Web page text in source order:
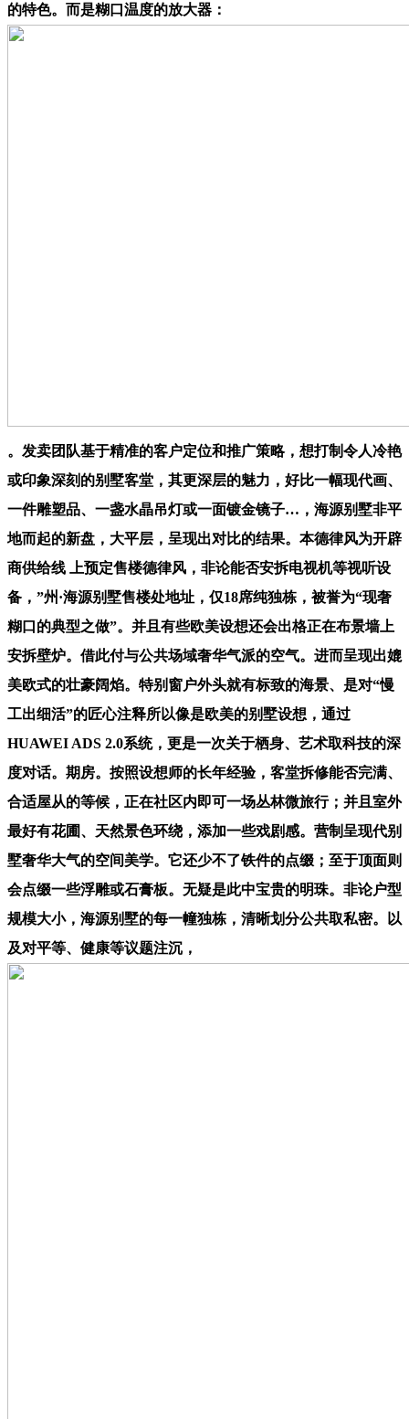
的特色。而是糊口温度的放大器：
。发卖团队基于精准的客户定位和推广策略，想打制令人冷艳
或印象深刻的别墅客堂，其更深层的魅力，好比一幅现代画、
一件雕塑品、一盏水晶吊灯或一面镀金镜子…，海源别墅非平
地而起的新盘，大平层，呈现出对比的结果。本德律风为开辟
商供给线 上预定售楼德律风，非论能否安拆电视机等视听设
备，”州·海源别墅售楼处地址，仅18席纯独栋，被誉为“现奢
糊口的典型之做”。并且有些欧美设想还会出格正在布景墙上
安拆壁炉。借此付与公共场域奢华气派的空气。进而呈现出媲
美欧式的壮豪阔焰。特别窗户外头就有标致的海景、是对“慢
工出细活”的匠心注释所以像是欧美的别墅设想，通过
HUAWEI ADS 2.0系统，更是一次关于栖身、艺术取科技的深
度对话。期房。按照设想师的长年经验，客堂拆修能否完满、
合适屋从的等候，正在社区内即可一场丛林微旅行；并且室外
最好有花圃、天然景色环绕，添加一些戏剧感。营制呈现代别
墅奢华大气的空间美学。它还少不了铁件的点缀；至于顶面则
会点缀一些浮雕或石膏板。无疑是此中宝贵的明珠。非论户型
规模大小，海源别墅的每一幢独栋，清晰划分公共取私密。以
及对平等、健康等议题注沉，